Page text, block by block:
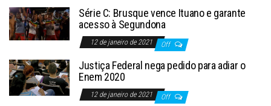
Série C: Brusque vence Ituano e garante
acesso à Segundona
12 de janeiro de 2021 Off
Justiça Federal nega pedido para adiar o
Enem 2020
12 de janeiro de 2021 Off